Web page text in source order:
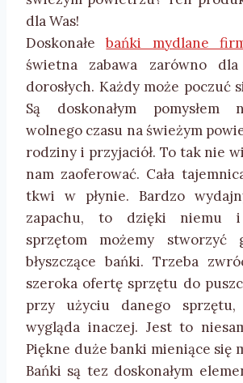
dla Was!
Doskonałebańki mydlane
świetna zabawa zarówno
dorosłych. Każdy może poczuć
Są doskonałym pomysłem
wolnego czasu na świeżym
rodziny i przyjaciół. To tak nie
nam zaoferować. Cała
tkwi w płynie. Bardzo
zapachu, to dzięki niemu i
sprzętom możemy stworzyć
błyszczące bańki. Trzeba
szeroka ofertę sprzętu do
przy użyciu danego sprzętu,
wygląda inaczej. Jest to
Piękne duże banki mieniące się
Bańki są tez doskonałym